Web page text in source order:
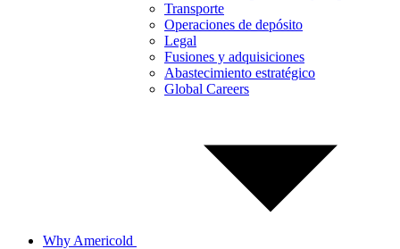
Transporte
Operaciones de depósito
Legal
Fusiones y adquisiciones
Abastecimiento estratégico
Global Careers
Why Americold